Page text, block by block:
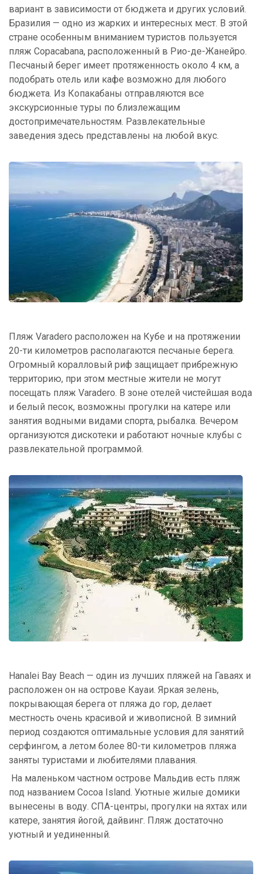
вариант в зависимости от бюджета и других условий.
Бразилия — одно из жарких и интересных мест. В этой
стране особенным вниманием туристов пользуется
пляж Copacabana, расположенный в Рио-де-Жанейро.
Песчаный берег имеет протяженность около 4 км, а
подобрать отель или кафе возможно для любого
бюджета. Из Копакабаны отправляются все
экскурсионные туры по близлежащим
достопримечательностям. Развлекательные
заведения здесь представлены на любой вкус.
Пляж Varadero расположен на Кубе и на протяжении
20-ти километров располагаются песчаные берега.
Огромный коралловый риф защищает прибрежную
территорию, при этом местные жители не могут
посещать пляж Varadero. В зоне отелей чистейшая вода
и белый песок, возможны прогулки на катере или
занятия водными видами спорта, рыбалка. Вечером
организуются дискотеки и работают ночные клубы с
развлекательной программой.
Hanalei Bay Beach — один из лучших пляжей на Гаваях и
расположен он на острове Кауаи. Яркая зелень,
покрывающая берега от пляжа до гор, делает
местность очень красивой и живописной. В зимний
период создаются оптимальные условия для занятий
серфингом, а летом более 80-ти километров пляжа
заняты туристами и любителями плавания.
На маленьком частном острове Мальдив есть пляж
под названием Cocoa Island. Уютные жилые домики
вынесены в воду. СПА-центры, прогулки на яхтах или
катере, занятия йогой, дайвинг. Пляж достаточно
уютный и уединенный.